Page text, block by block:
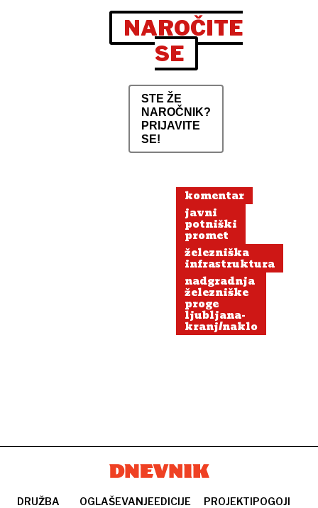
NAROČITE
SE
STE ŽE
NAROČNIK?
PRIJAVITE
SE!
komentar
javni
potniški
promet
železniška
infrastruktura
nadgradnja
železniške
proge
ljubljana-
kranj/naklo
DRUŽBA
OGLAŠEVANJEEDICIJE
PROJEKTIPOGOJI